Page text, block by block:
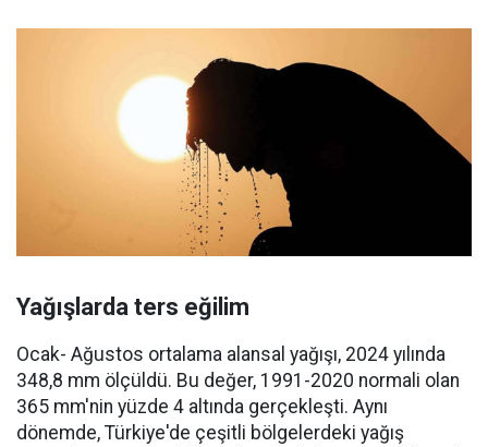
Yağışlarda ters eğilim
Ocak- Ağustos ortalama alansal yağışı, 2024 yılında
348,8 mm ölçüldü. Bu değer, 1991-2020 normali olan
365 mm'nin yüzde 4 altında gerçekleşti. Aynı
dönemde, Türkiye'de çeşitli bölgelerdeki yağış